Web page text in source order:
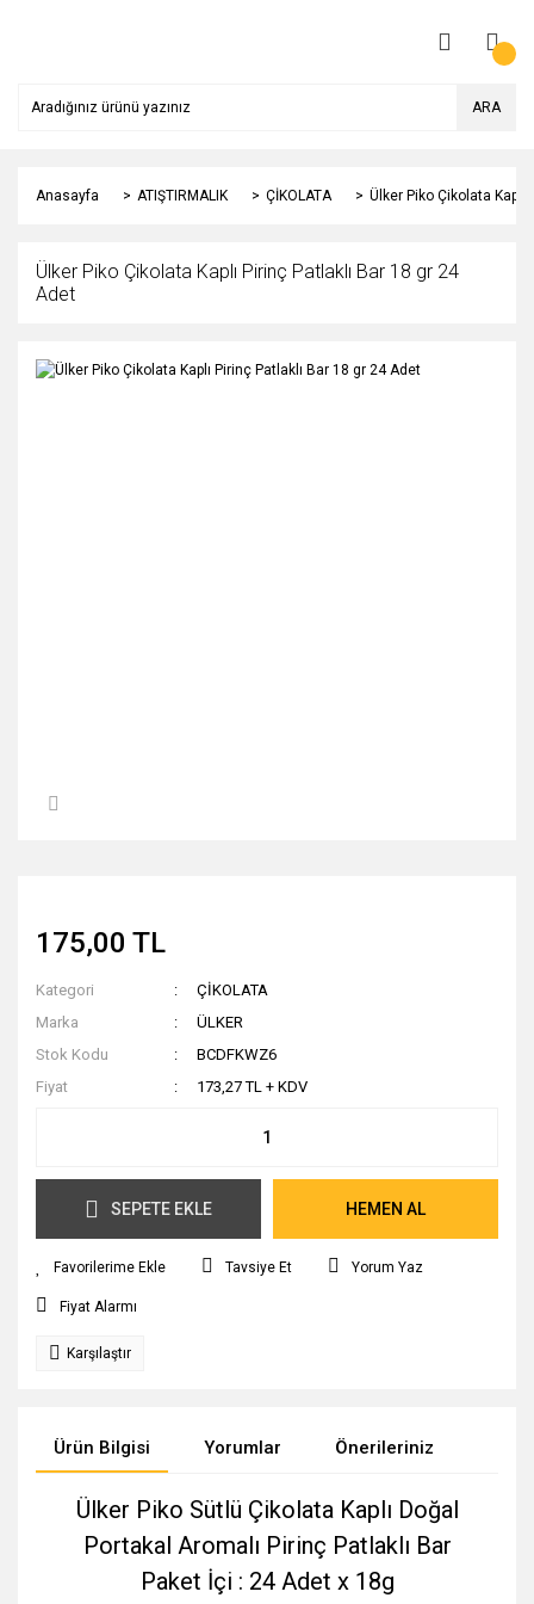
ARA
Anasayfa ATIŞTIRMALIK ÇİKOLATA Ülker Piko Çikolata
Ülker Piko Çikolata Kaplı Pirinç Patlaklı Bar 18 gr 24
Adet
175,00 TL
Kategori
ÇİKOLATA
Marka
ÜLKER
Stok Kodu
BCDFKWZ6
Fiyat
173,27 TL + KDV
SEPETE EKLE HEMEN AL
Tavsiye Et Yorum Yaz
Fiyat Alarmı
Karşılaştır
Ürün Bilgisi Yorumlar Önerileriniz
Ülker Piko Sütlü Çikolata Kaplı Doğal
Portakal Aromalı Pirinç Patlaklı Bar
Paket İçi : 24 Adet x 18g